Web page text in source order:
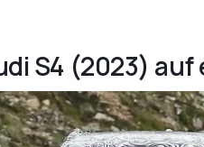
S4 (2023)